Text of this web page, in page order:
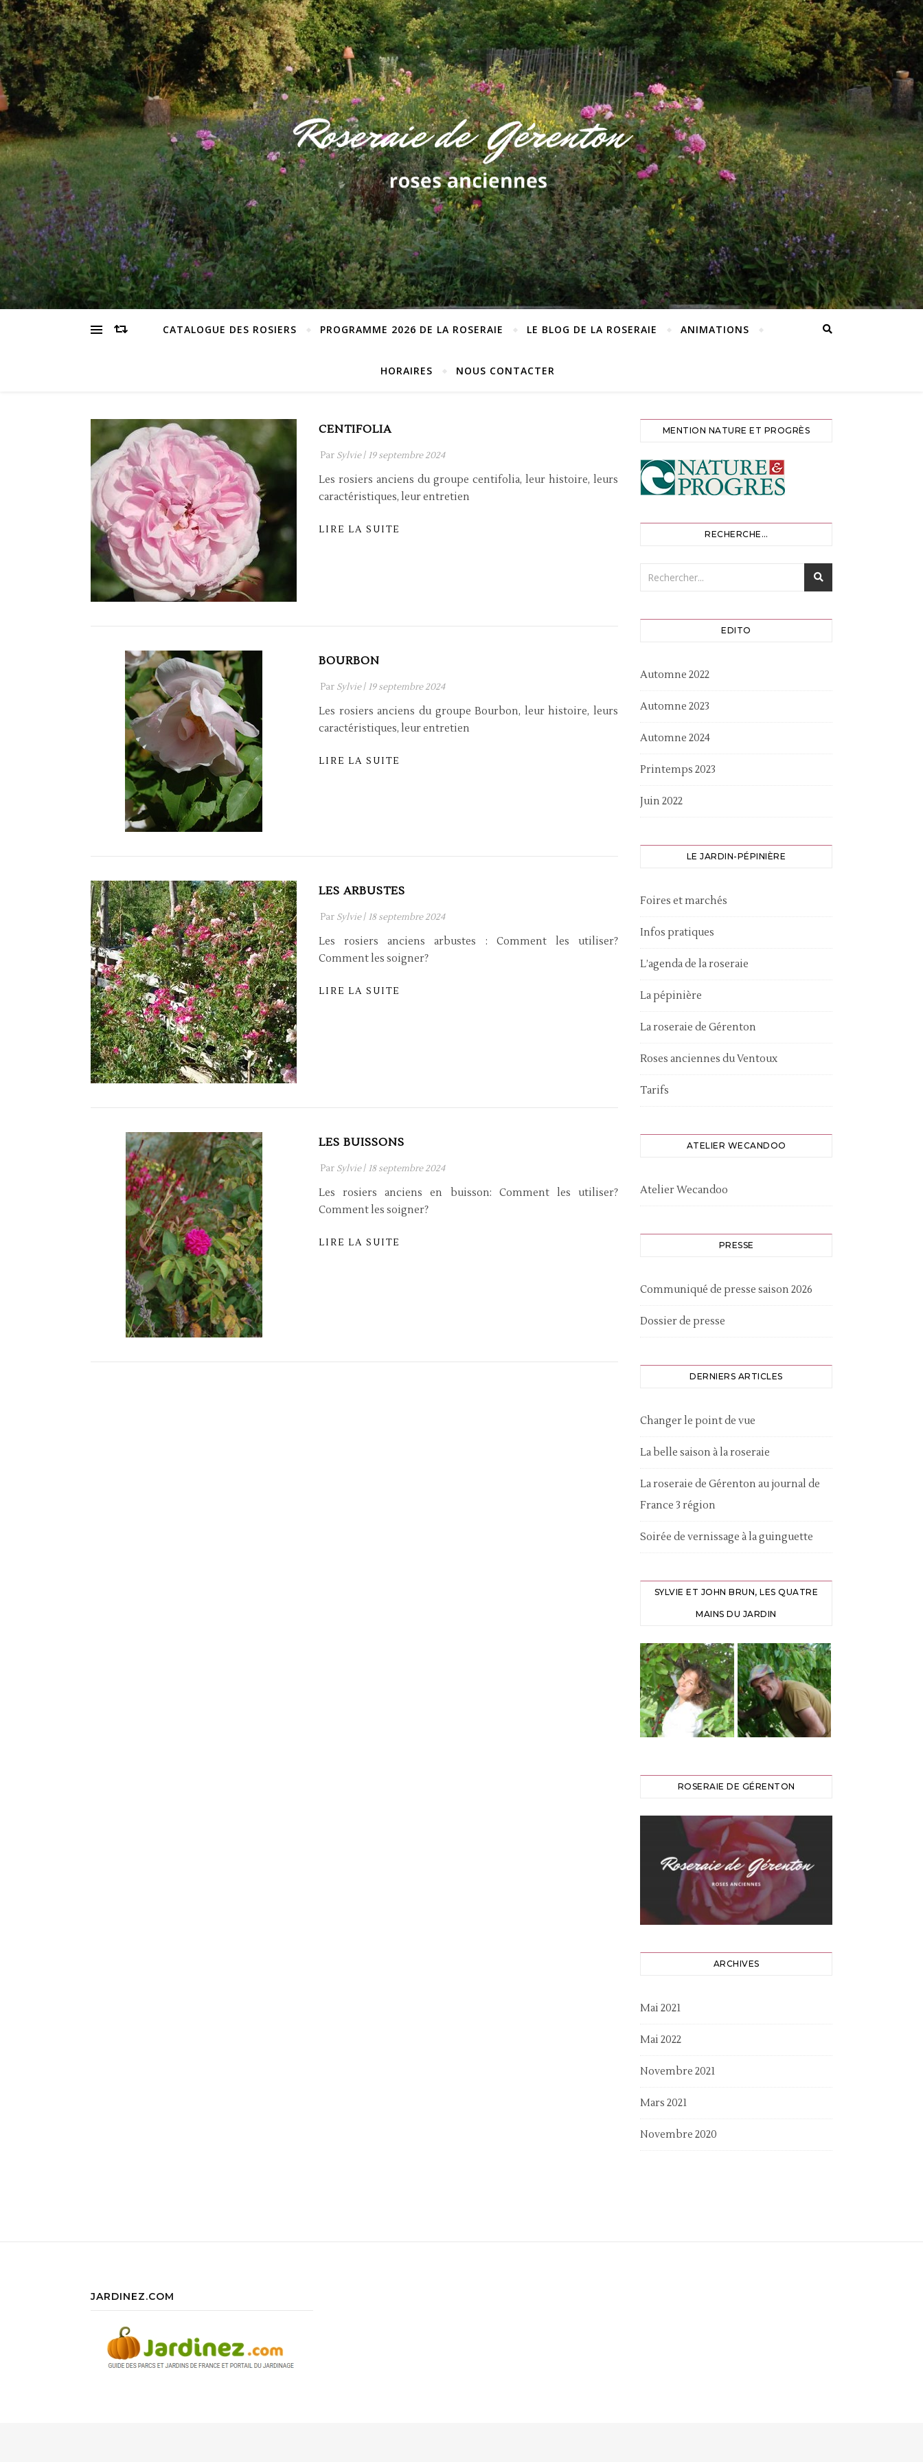
CATALOGUE DES ROSIERS PROGRAMME 2026 DE LA ROSERAIE LE BLOG DE LA ROSERAIE ANIMATIONS
HORAIRES NOUS CONTACTER
CENTIFOLIA
Par Sylvie/ 19 septembre 2024
Les rosiers anciens du groupe centifolia, leur histoire, leurs
caractéristiques, leur entretien
LIRE LA SUITE
BOURBON
Par Sylvie/ 19 septembre 2024
Les rosiers anciens du groupe Bourbon, leur histoire, leurs
caractéristiques, leur entretien
LIRE LA SUITE
LES ARBUSTES
Par Sylvie/ 18 septembre 2024
Les rosiers anciens arbustes : Comment les utiliser?
Comment les soigner?
LIRE LA SUITE
LES BUISSONS
Par Sylvie/ 18 septembre 2024
Les rosiers anciens en buisson: Comment les utiliser?
Comment les soigner?
LIRE LA SUITE
MENTION NATURE ET PROGRÈS
RECHERCHE…
EDITO
Automne 2022
Automne 2023
Automne 2024
Printemps 2023
Juin 2022
LE JARDIN-PÉPINIÈRE
Foires et marchés
Infos pratiques
L’agenda de la roseraie
La pépinière
La roseraie de Gérenton
Roses anciennes du Ventoux
Tarifs
ATELIER WECANDOO
Atelier Wecandoo
PRESSE
Communiqué de presse saison 2026
Dossier de presse
DERNIERS ARTICLES
Changer le point de vue
La belle saison à la roseraie
La roseraie de Gérenton au journal de
France 3 région
Soirée de vernissage à la guinguette
SYLVIE ET JOHN BRUN, LES QUATRE
MAINS DU JARDIN
ROSERAIE DE GÉRENTON
ARCHIVES
Mai 2021
Mai 2022
Novembre 2021
Mars 2021
Novembre 2020
JARDINEZ.COM